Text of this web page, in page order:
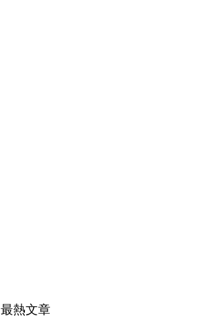
最熱文章